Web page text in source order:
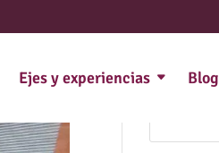
Ejes y experiencias Blog